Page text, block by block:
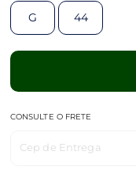
G 44
CONSULTE O FRETE
Cep de Entrega